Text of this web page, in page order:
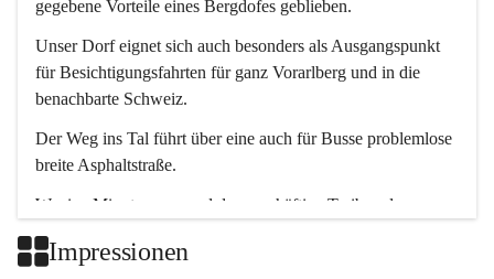
gegebene Vorteile eines Bergdofes geblieben.
Unser Dorf eignet sich auch besonders als Ausgangspunkt
für Besichtigungsfahrten für ganz Vorarlberg und in die
benachbarte Schweiz.
Der Weg ins Tal führt über eine auch für Busse problemlose
breite Asphaltstraße.
Wenige Minuten nur, und das geschäftige Treiben der
Impressionen